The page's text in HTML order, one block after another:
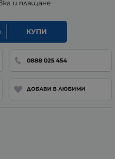
и плащане
КУПИ
0888 025 454
ДОБАВИ В ЛЮБИМИ